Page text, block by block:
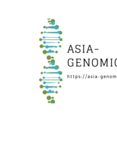
Skip to main content